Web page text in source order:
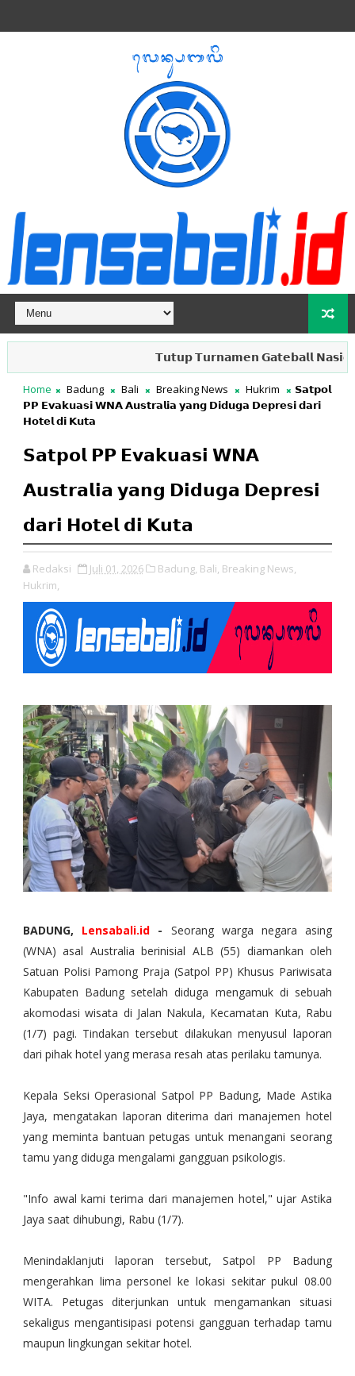
𝗧𝘂𝘁𝘂𝗽 𝗧𝘂𝗿𝗻𝗮𝗺𝗲𝗻 𝗚𝗮𝘁𝗲𝗯𝗮𝗹𝗹 𝗡𝗮𝘀𝗶𝗼𝗻𝗮𝗹,
Home Badung Bali Breaking News Hukrim
𝗦𝗮𝘁𝗽𝗼𝗹
𝗣𝗣 𝗘𝘃𝗮𝗸𝘂𝗮𝘀𝗶 𝗪𝗡𝗔 𝗔𝘂𝘀𝘁𝗿𝗮𝗹𝗶𝗮 𝘆𝗮𝗻𝗴 𝗗𝗶𝗱𝘂𝗴𝗮 𝗗𝗲𝗽𝗿𝗲𝘀𝗶 𝗱𝗮𝗿𝗶
𝗛𝗼𝘁𝗲𝗹 𝗱𝗶 𝗞𝘂𝘁𝗮
𝗦𝗮𝘁𝗽𝗼𝗹 𝗣𝗣 𝗘𝘃𝗮𝗸𝘂𝗮𝘀𝗶 𝗪𝗡𝗔
𝗔𝘂𝘀𝘁𝗿𝗮𝗹𝗶𝗮 𝘆𝗮𝗻𝗴 𝗗𝗶𝗱𝘂𝗴𝗮 𝗗𝗲𝗽𝗿𝗲𝘀𝗶
𝗱𝗮𝗿𝗶 𝗛𝗼𝘁𝗲𝗹 𝗱𝗶 𝗞𝘂𝘁𝗮
Redaksi Juli 01, 2026 Badung, Bali, Breaking News,
Hukrim,
BADUNG, Lensabali.id - Seorang warga negara asing
(WNA) asal Australia berinisial ALB (55) diamankan oleh
Satuan Polisi Pamong Praja (Satpol PP) Khusus Pariwisata
Kabupaten Badung setelah diduga mengamuk di sebuah
akomodasi wisata di Jalan Nakula, Kecamatan Kuta, Rabu
(1/7) pagi. Tindakan tersebut dilakukan menyusul laporan
dari pihak hotel yang merasa resah atas perilaku tamunya.
Kepala Seksi Operasional Satpol PP Badung, Made Astika
Jaya, mengatakan laporan diterima dari manajemen hotel
yang meminta bantuan petugas untuk menangani seorang
tamu yang diduga mengalami gangguan psikologis.
"Info awal kami terima dari manajemen hotel," ujar Astika
Jaya saat dihubungi, Rabu (1/7).
Menindaklanjuti laporan tersebut, Satpol PP Badung
mengerahkan lima personel ke lokasi sekitar pukul 08.00
WITA. Petugas diterjunkan untuk mengamankan situasi
sekaligus mengantisipasi potensi gangguan terhadap tamu
maupun lingkungan sekitar hotel.